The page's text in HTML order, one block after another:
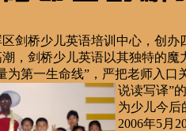
桥少儿英语培训中心，创办
，剑桥少儿英语以其独特的
为第一生命线”，严把老师入口
说读写译”
为少儿今后
2006年5月